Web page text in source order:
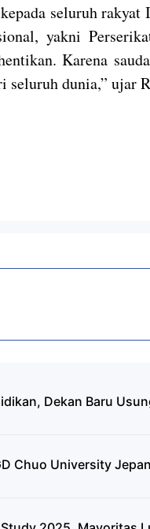
seluruh rakyat
yakni
Karena
seluruh dunia,” ujar
Dekan Baru
Chuo University